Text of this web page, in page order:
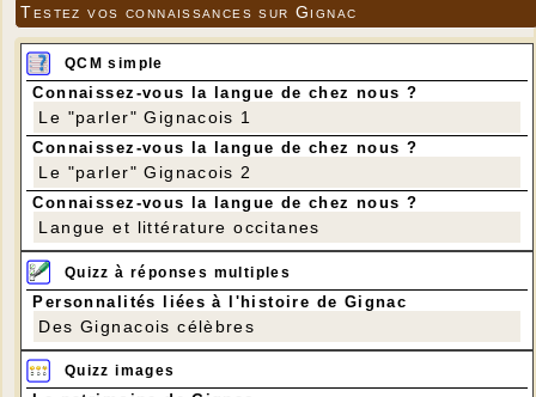
Testez vos connaissances sur Gignac
QCM simple
Connaissez-vous la langue de chez nous ?
Le "parler" Gignacois 1
Connaissez-vous la langue de chez nous ?
Le "parler" Gignacois 2
Connaissez-vous la langue de chez nous ?
Langue et littérature occitanes
Quizz à réponses multiples
Personnalités liées à l'histoire de Gignac
Des Gignacois célèbres
Quizz images